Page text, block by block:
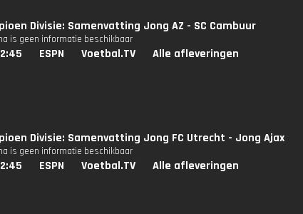
Divisie: Samenvatting Jong AZ - SC Cambuur
is geen informatie beschikbaar
ESPN Voetbal.TV Alle afleveringen
Divisie: Samenvatting Jong FC Utrecht - Jong Ajax
is geen informatie beschikbaar
ESPN Voetbal.TV Alle afleveringen